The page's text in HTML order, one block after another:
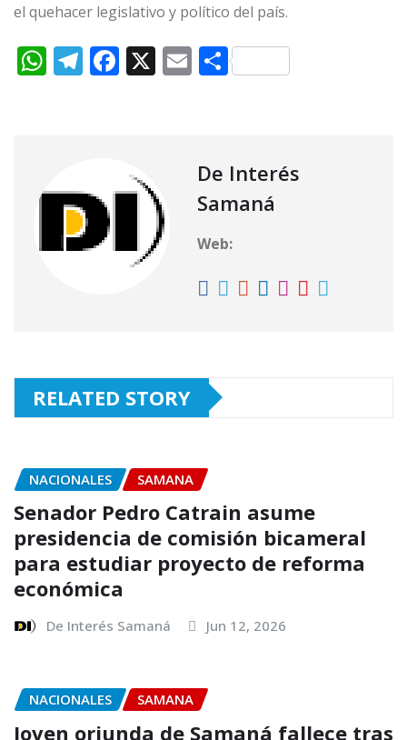
el quehacer legislativo y político del país.
W
p
p
T
m
F
b
o
k
X E C
ar
ti
r
De Interés
Samaná
Web:
RELATED STORY
NACIONALES SAMANA
Senador Pedro Catrain asume
presidencia de comisión bicameral
para estudiar proyecto de reforma
económica
De Interés Samaná Jun 12, 2026
NACIONALES SAMANA
Joven oriunda de Samaná fallece tras